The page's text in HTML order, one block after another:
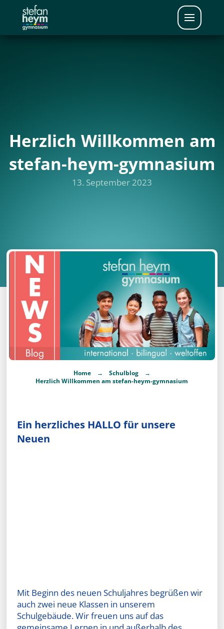
Herzlich Willkommen am
stefan-heym-gymnasium
13. September 2023
Home → Schulblog
→
Herzlich Willkommen am stefan-heym-gymnasium
Ein herzliches HALLO für unsere
Neuen
Mit Beginn des neuen Schuljahres begrüßen wir
auch zwei neue Klassen in unserem
Schulgebäude. Wir freuen uns auf das